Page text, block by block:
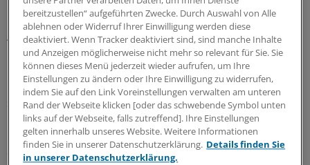
Narkose ab, zudem gibt es keine Operationswunden.
Allerdings ist das Verfahren bislang nur für wenige
Indikationen zugelassen, etwa für die Behandlung von
Prostatakrebs, Knochenmetastasen und
Gebärmuttermyomen. Zur Therapie von Organen, die
sich mit der Atmung bewegen, ist die Methode bisher
nur ansatzweise geeignet: Der Patient müsste dafür die
Luft anhalten oder in Vollnarkose versetzt werden,
damit die Ärzte die Atmung gezielt kontrollieren können.
bereitzustellen“ aufgeführten Zwecke. Durch Auswahl von Alle
ablehnen oder Widerruf Ihrer Einwilligung werden diese
deaktiviert. Wenn Tracker deaktiviert sind, sind manche Inhalte
und Anzeigen möglicherweise nicht mehr so relevant für Sie. Sie
können dieses Menü jederzeit wieder aufrufen, um Ihre
Einstellungen zu ändern oder Ihre Einwilligung zu widerrufen,
indem Sie auf den Link Voreinstellungen verwalten am unteren
Rand der Webseite klicken [oder das schwebende Symbol unten
links auf der Webseite, falls zutreffend]. Ihre Einstellungen
gelten innerhalb unseres Website. Weitere Informationen
finden Sie in unserer Datenschutzerklärung. Details finden Sie
in unserer Datenschutzerklärung.